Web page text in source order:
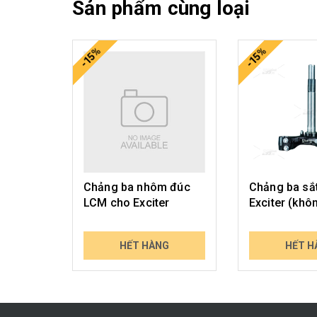
Sản phẩm cùng loại
-15%
Chảng ba nhôm đúc
LCM cho Exciter
1.290.000₫
1.509.300₫
HẾT HÀNG
-15%
Chảng ba
Exciter
1.550.000₫
1.813.500₫
HẾT